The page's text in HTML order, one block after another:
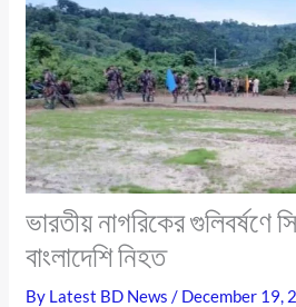
ভারতীয় নাগরিকের গুলিবর্ষণে
বাংলাদেশি নিহত
By Latest BD News/ December 19,